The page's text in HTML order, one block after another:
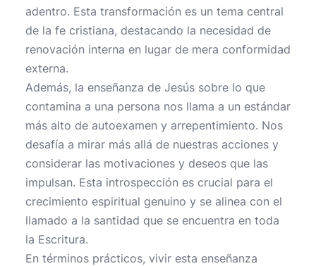
adentro. Esta transformación es un tema central
de la fe cristiana, destacando la necesidad de
renovación interna en lugar de mera conformidad
externa.
Además, la enseñanza de Jesús sobre lo que
contamina a una persona nos llama a un estándar
más alto de autoexamen y arrepentimiento. Nos
desafía a mirar más allá de nuestras acciones y
considerar las motivaciones y deseos que las
impulsan. Esta introspección es crucial para el
crecimiento espiritual genuino y se alinea con el
llamado a la santidad que se encuentra en toda
la Escritura.
En términos prácticos, vivir esta enseñanza